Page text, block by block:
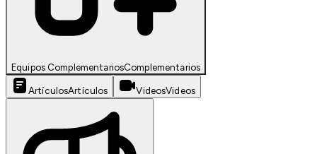
Equipos ComplementariosComplementarios
ArtículosArtículos VideosVideos